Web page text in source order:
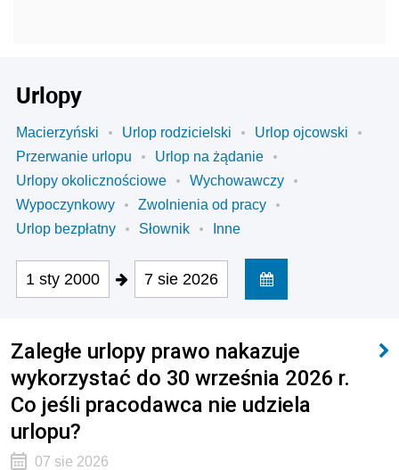
Urlopy
Macierzyński Urlop rodzicielski
Urlop ojcowski
Przerwanie urlopu
Urlop na żądanie
Urlopy okolicznościowe
Wychowawczy
Wypoczynkowy
Zwolnienia od pracy
Urlop bezpłatny
Słownik Inne
1 sty 2000 7 sie 2026
Zaległe urlopy prawo nakazuje
wykorzystać do 30 września 2026 r.
Co jeśli pracodawca nie udziela
urlopu?
07 sie 2026